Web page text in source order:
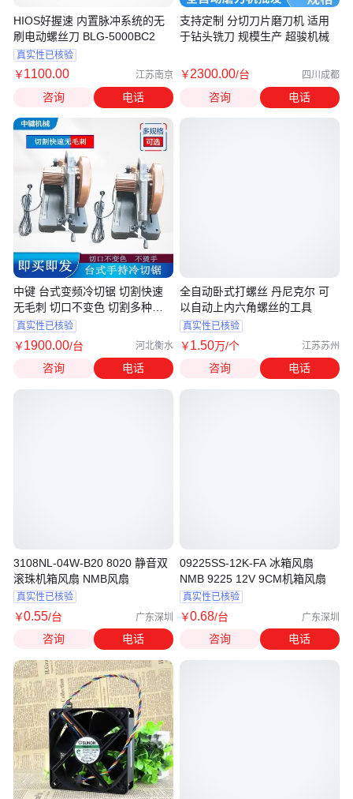
HIOS好握速 内置脉冲系统的无
刷电动螺丝刀 BLG-5000BC2
真实性已核验
￥1100.00 江苏南京
咨询 电话
中键 台式变频冷切锯 切割快速
无毛刺 切口不变色 切割多种型
号的钢管
真实性已核验
￥1900.00/台 河北衡水
咨询 电话
3108NL-04W-B20 8020 静音双
滚珠机箱风扇 NMB风扇
真实性已核验
￥0.55/台 广东深圳
咨询 电话
支持定制 分切刀片磨刀机 适用
于钻头铣刀 规模生产 超骏机械
￥2300.00/台 四川成都
咨询 电话
全自动卧式打螺丝 丹尼克尔 可
以自动上内六角螺丝的工具
真实性已核验
￥1.50万/个 江苏苏州
咨询 电话
09225SS-12K-FA 冰箱风扇
NMB 9225 12V 9CM机箱风扇
真实性已核验
￥0.68/台 广东深圳
咨询 电话